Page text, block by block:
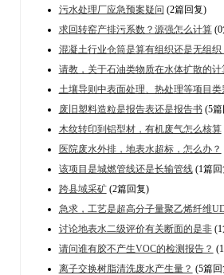
污水处理厂应急预案疑问 (2篇回复)
求回转窑产排污系数？源强怎么计算(0
混凝土行业仓筒是算有组织还是无组织
请教，关于石油类物质在水体扩散的
土壤导则中表面处理、热处理等项目类
废旧塑料造粒是报告表还是报告书(5篇
木纹转印到铝型材，有机废气怎么核算
医院废水外排，地表水超标，怎么办？
该项目是城燃管线还是长输管线(1篇回
跨县域采矿(2篇回复)
急求，工艺是超高分子量聚乙烯纤维
讨论地表水二级评价有关断面的是非(1
请问谁有胶不产生VOC的检测报告？
离子交换树脂清洗废水产生量？ (5篇